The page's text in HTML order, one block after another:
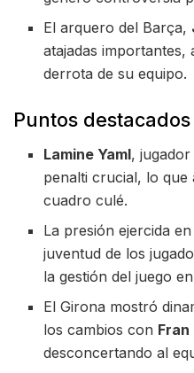
El arquero del Barça,
atajadas importantes,
derrota de su equipo.
Puntos
Lamine Yaml,
penalti crucial, lo
cuadro culé.
La presión ejercida
juventud de los
la gestión del juego
El Girona mostró
los cambios con Fran
desconcertando al